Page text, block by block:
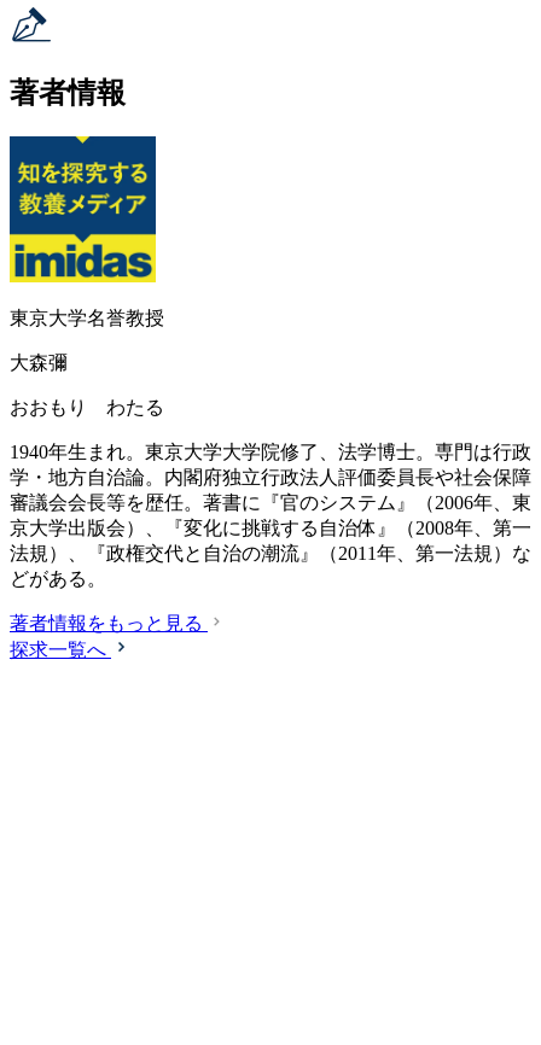
著者情報
東京大学名誉教授
大森彌
おおもり わたる
1940年生まれ。東京大学大学院修了、法学博士。専門は行政
学・地方自治論。内閣府独立行政法人評価委員長や社会保障
審議会会長等を歴任。著書に『官のシステム』（2006年、東
京大学出版会）、『変化に挑戦する自治体』（2008年、第一
法規）、『政権交代と自治の潮流』（2011年、第一法規）な
どがある。
著者情報をもっと見る
探求一覧へ